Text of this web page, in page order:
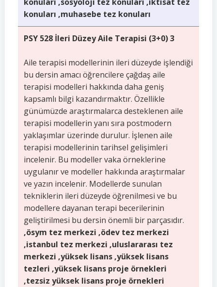
konuları ,muhasebe tez konuları
PSY 528 İleri Düzey Aile Terapisi (3+0) 3
Aile terapisi modellerinin ileri düzeyde işlendiği
bu dersin amacı öğrencilere çağdaş aile
terapisi modelleri hakkında daha geniş
kapsamlı bilgi kazandırmaktır. Özellikle
günümüzde araştırmalarca desteklenen aile
terapisi modellerin yanı sıra postmodern
yaklaşımlar üzerinde durulur. İşlenen aile
terapisi modellerinin tarihsel gelişimleri
incelenir. Bu modeller vaka örneklerine
uygulanır ve modeller hakkında araştırmalar
ve yazın incelenir. Modellerde sunulan
tekniklerin ileri düzeyde öğrenilmesi ve bu
modellere dayanan terapi becerilerinin
geliştirilmesi bu dersin önemli bir parçasıdır.
,ösym tez merkezi ,ödev tez merkezi
,istanbul tez merkezi ,uluslararası tez
merkezi ,yüksek lisans ,yüksek lisans
tezleri ,yüksek lisans proje örnekleri
,tezsiz yüksek lisans proje örnekleri